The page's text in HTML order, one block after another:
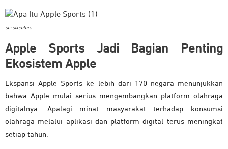
sc: sixcolors
Apple Sports Jadi Bagian Penting
Ekosistem Apple
Ekspansi Apple Sports ke lebih dari 170 negara menunjukkan
bahwa Apple mulai serius mengembangkan platform olahraga
digitalnya. Apalagi minat masyarakat terhadap konsumsi
olahraga melalui aplikasi dan platform digital terus meningkat
setiap tahun.